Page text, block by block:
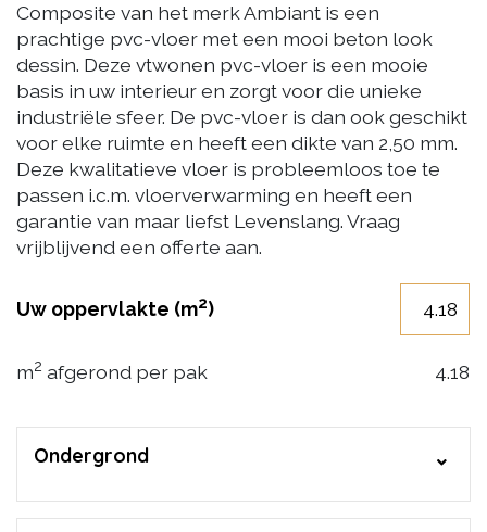
Composite van het merk Ambiant is een
prachtige pvc-vloer met een mooi beton look
dessin. Deze vtwonen pvc-vloer is een mooie
basis in uw interieur en zorgt voor die unieke
industriële sfeer. De pvc-vloer is dan ook geschikt
voor elke ruimte en heeft een dikte van 2,50 mm.
Deze kwalitatieve vloer is probleemloos toe te
passen i.c.m. vloerverwarming en heeft een
garantie van maar liefst Levenslang. Vraag
vrijblijvend een offerte aan.
Uw oppervlakte (m2)
m2 afgerond per pak 4.18
Ondergrond